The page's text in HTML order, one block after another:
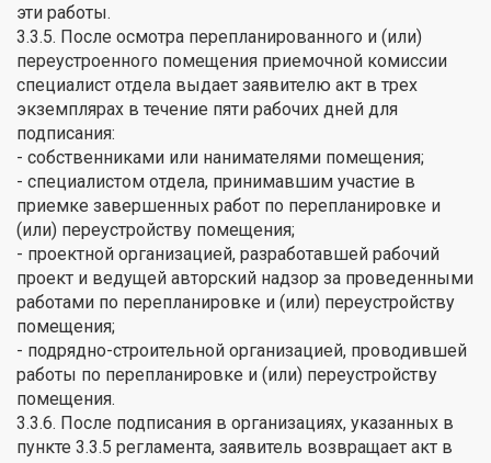
эти работы.
3.3.5. После осмотра перепланированного и (или)
переустроенного помещения приемочной комиссии
специалист отдела выдает заявителю акт в трех
экземплярах в течение пяти рабочих дней для
подписания:
- собственниками или нанимателями помещения;
- специалистом отдела, принимавшим участие в
приемке завершенных работ по перепланировке и
(или) переустройству помещения;
- проектной организацией, разработавшей рабочий
проект и ведущей авторский надзор за проведенными
работами по перепланировке и (или) переустройству
помещения;
- подрядно-строительной организацией, проводившей
работы по перепланировке и (или) переустройству
помещения.
3.3.6. После подписания в организациях, указанных в
пункте 3.3.5 регламента, заявитель возвращает акт в